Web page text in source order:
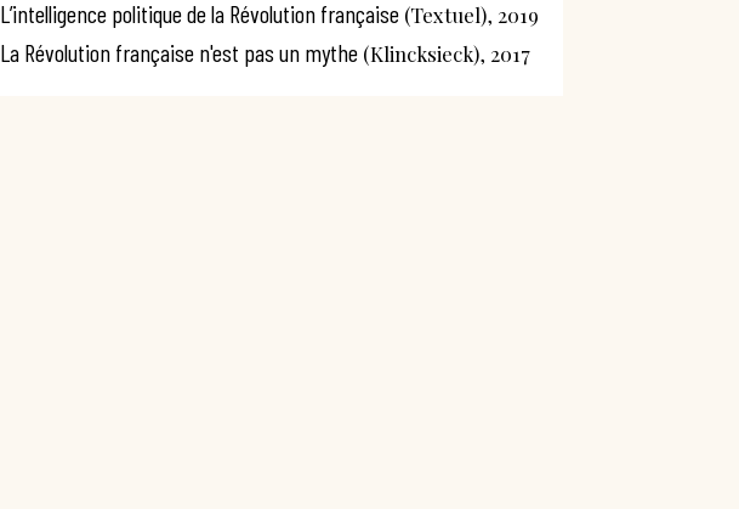
L’intelligence politique de la Révolution française(Textuel), 2019
La Révolution française n'est pas un mythe(Klincksieck), 2017